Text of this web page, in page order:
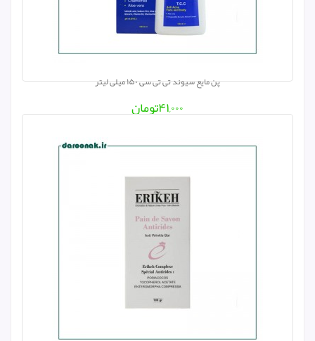
پن مایع سیوند تی تی سی ۱۵۰ میلی لیتر
۴۱,۰۰۰تومان